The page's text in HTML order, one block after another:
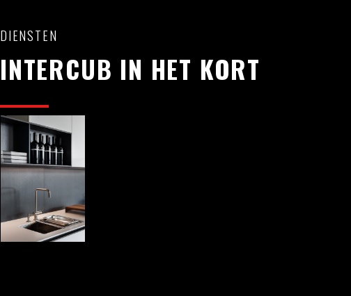
DIENSTEN
INTERCUB IN HET KORT